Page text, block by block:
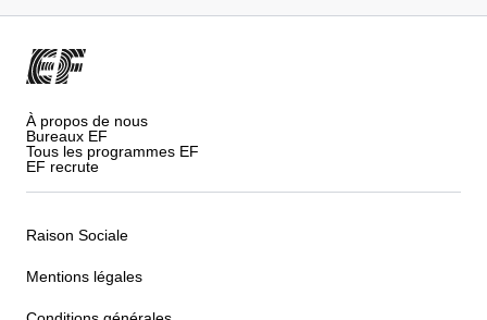
À propos de nous
Bureaux EF
Tous les programmes EF
EF recrute
Raison Sociale
Mentions légales